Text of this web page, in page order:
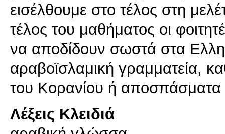
εισέλθουμε στο τέλος στη
τέλος του μαθήματος οι
να αποδίδουν σωστά στα
αραβοϊσλαμική γραμματεία,
του Κορανίου ή
Λέξεις Κλειδιά